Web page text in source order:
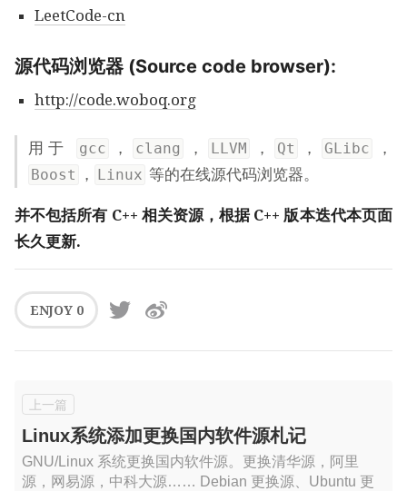
LeetCode-cn
源代码浏览器 (Source code browser):
http://code.woboq.org
用于 gcc ， clang ， LLVM ， Qt ， GLibc ，
Boost ， Linux 等的在线源代码浏览器。
并不包括所有 C++ 相关资源，根据 C++ 版本迭代本页面
长久更新.
ENJOY 0
Linux系统添加更换国内软件源札记
GNU/Linux 系统更换国内软件源。更换清华源，阿里
源，网易源，中科大源…… Debian 更换源、Ubuntu 更